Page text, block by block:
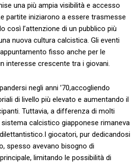
una più ampia visibilità e accesso
‌partite iniziarono a‌ essere trasmesse
così l’attenzione ‌di un pubblico più⁢
nuova cultura calcistica. Gli‍ eventi
fisso anche per le
interesse⁣ crescente tra i giovani.
negli anni ’70,accogliendo
di livello ⁣più elevato e aumentando ⁣il
Tuttavia, a differenza di molti
calcistico giapponese⁣ rimaneva
giocatori, pur dedicandosi
spesso avevano‌ bisogno di
limitando‍ le possibilità di